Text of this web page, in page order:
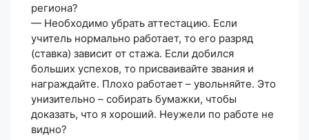
региона?
— Необходимо убрать аттестацию. Если
учитель нормально работает, то его разряд
(ставка) зависит от стажа. Если добился
больших успехов, то присваивайте звания и
награждайте. Плохо работает – увольняйте. Это
унизительно – собирать бумажки, чтобы
доказать, что я хороший. Неужели по работе не
видно?